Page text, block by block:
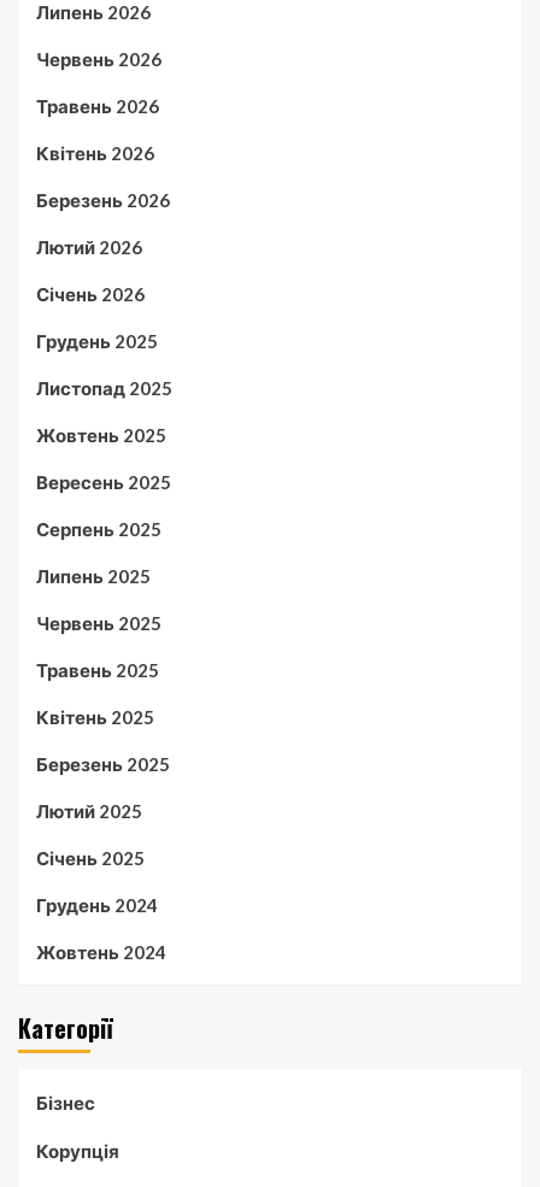
Липень 2026
Червень 2026
Травень 2026
Квітень 2026
Березень 2026
Лютий 2026
Січень 2026
Грудень 2025
Листопад 2025
Жовтень 2025
Вересень 2025
Серпень 2025
Липень 2025
Червень 2025
Травень 2025
Квітень 2025
Березень 2025
Лютий 2025
Січень 2025
Грудень 2024
Жовтень 2024
Категорії
Бізнес
Корупція